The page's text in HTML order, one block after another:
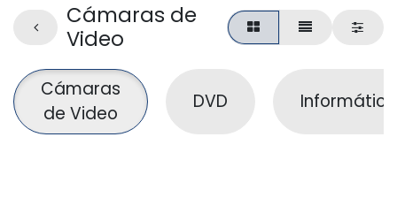
Cámaras de
Video
Cámaras
de Video
DVD Informática